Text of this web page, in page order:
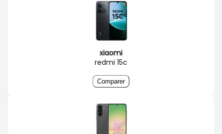
xiaomi
redmi 15c
Comparer